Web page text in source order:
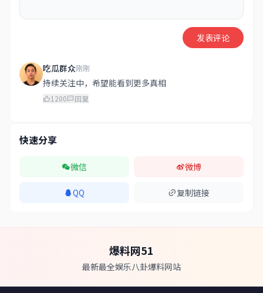
发表评论
吃瓜群众刚刚
持续关注中，希望能看到更多真相
1200 回复
快速分享
微信 微博
QQ 复制链接
爆料网51
最新最全娱乐八卦爆料网站